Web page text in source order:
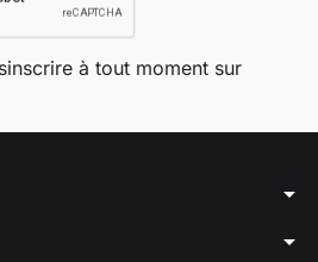
à tout moment sur
arrow_drop_down
arrow_drop_down